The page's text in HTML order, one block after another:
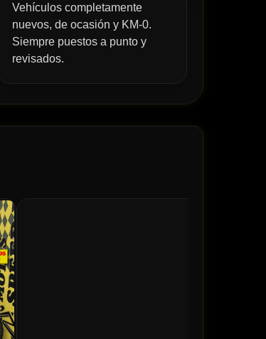
Vehículos completamente
nuevos, de ocasión y KM-0.
Siempre puestos a punto y
revisados.